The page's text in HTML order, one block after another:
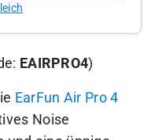
EAIRPRO4)
EarFun Air Pro 4
Noise